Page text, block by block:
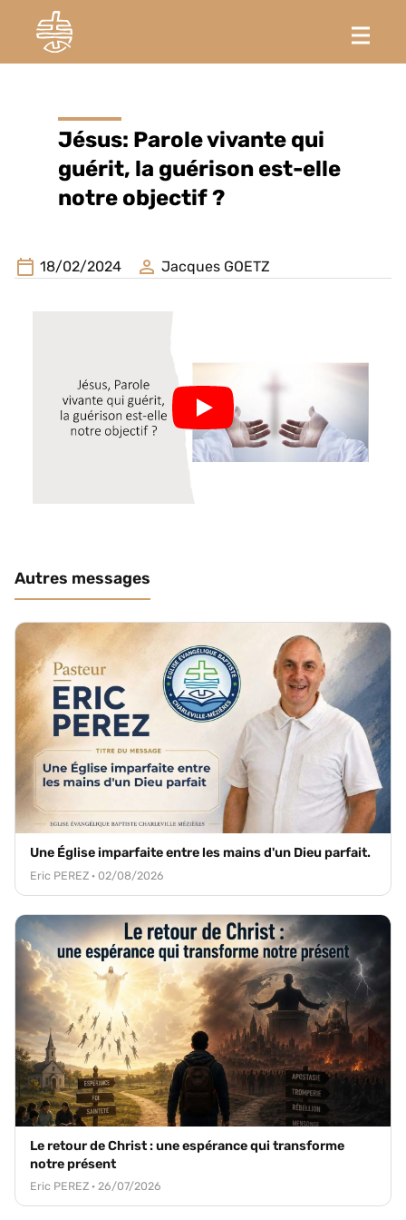
Jésus: Parole vivante qui
guérit, la guérison est-elle
notre objectif ?
18/02/2024 Jacques GOETZ
Autres messages
Une Église imparfaite entre les mains d'un Dieu parfait.
Eric PEREZ · 02/08/2026
Le retour de Christ : une espérance qui transforme
notre présent
Eric PEREZ · 26/07/2026